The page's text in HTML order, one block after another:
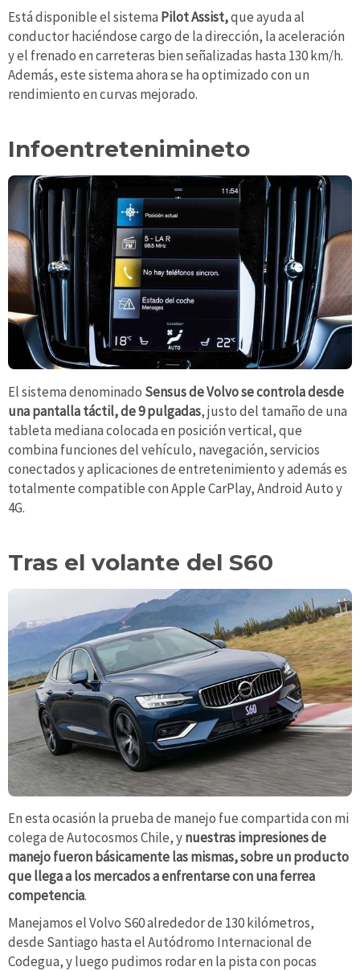
Está disponible el sistema Pilot Assist,que ayuda al
conductor haciéndose cargo de la dirección, la aceleración
y el frenado en carreteras bien señalizadas hasta 130 km/h.
Además, este sistema ahora se ha optimizado con un
rendimiento en curvas mejorado.
Infoentretenimineto
El sistema denominado Sensus de Volvo se controla desde
una pantalla táctil, de 9 pulgadas, justo del tamaño de una
tableta mediana colocada en posición vertical, que
combina funciones del vehículo, navegación, servicios
conectados y aplicaciones de entretenimiento y además es
totalmente compatible con Apple CarPlay, Android Auto y
4G.
Tras el volante del S60
En esta ocasión la prueba de manejo fue compartida con mi
colega de Autocosmos Chile, ynuestras impresiones de
manejo fueron básicamente las mismas, sobre un producto
que llega a los mercados a enfrentarse con una ferrea
competencia.
Manejamos el Volvo S60 alrededor de 130 kilómetros,
desde Santiago hasta el Autódromo Internacional de
Codegua, y luego pudimos rodar en la pista con pocas